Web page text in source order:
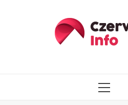
PRIMARY